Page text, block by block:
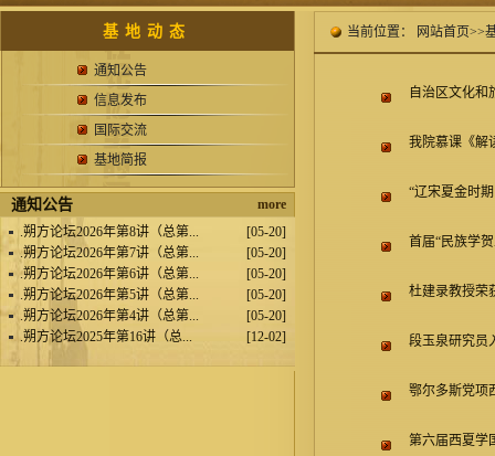
基地动态
通知公告
信息发布
国际交流
基地简报
通知公告
more
.朔方论坛2026年第8讲（总第...
[05-20]
.朔方论坛2026年第7讲（总第...
[05-20]
.朔方论坛2026年第6讲（总第...
[05-20]
.朔方论坛2026年第5讲（总第...
[05-20]
.朔方论坛2026年第4讲（总第...
[05-20]
.朔方论坛2025年第16讲（总... [12-02]
当前位置： 网站首页>>
自治区文化和
我院慕课《解
“辽宋夏金时
首届“民族学
杜建录教授荣
段玉泉研究员
鄂尔多斯党项
第六届西夏学